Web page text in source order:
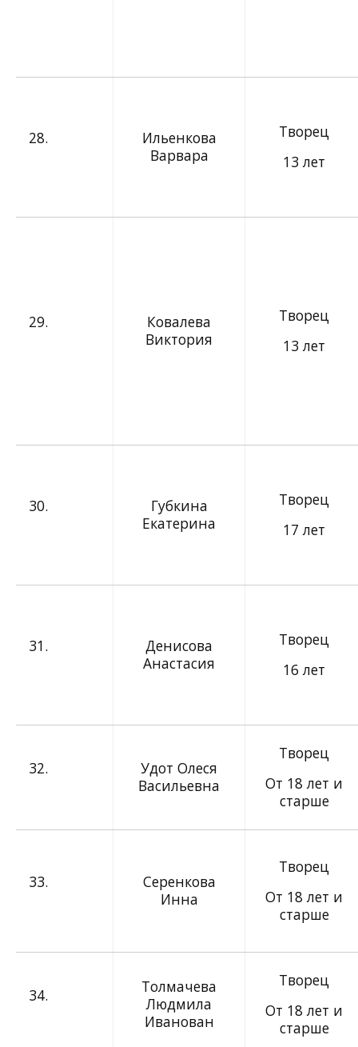
28.
Ильенкова
Варвара
Творец
13 лет
29.
Ковалева
Виктория
Творец
13 лет
30.
Губкина
Екатерина
Творец
17 лет
31.
Денисова
Анастасия
Творец
16 лет
32.
Удот Олеся
Васильевна
Творец
От 18 лет и
старше
33.
Серенкова
Инна
Творец
От 18 лет и
старше
34.
Толмачева
Людмила
Иванован
Творец
От 18 лет и
старше